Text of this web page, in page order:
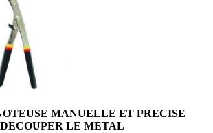
MANUELLE ET PRECISE
LE METAL